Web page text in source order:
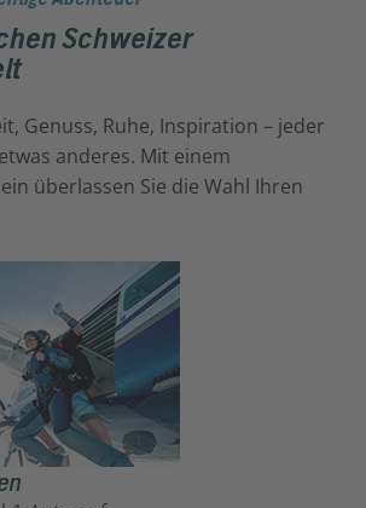
Schweizer
Genuss, Ruhe, Inspiration – jeder
anderes. Mit einem
überlassen Sie die Wahl Ihren